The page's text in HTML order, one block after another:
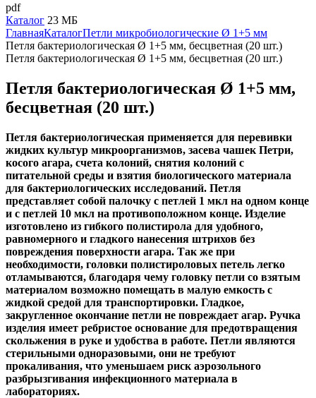
pdf
Каталог 23 МБ
ГлавнаяКаталогПетли микробиологические Ø 1+5 мм
Петля бактериологическая Ø 1+5 мм, бесцветная (20 шт.)
Петля бактериологическая Ø 1+5 мм, бесцветная (20 шт.)
Петля бактериологическая Ø 1+5 мм,
бесцветная (20 шт.)
Петля бактериологическая применяется для перевивки
жидких культур микроорганизмов, засева чашек Петри,
косого агара, счета колоний, снятия колоний с
питательной среды и взятия биологического материала
для бактериологических исследований. Петля
представляет собой палочку с петлей 1 мкл на одном конце
и с петлей 10 мкл на противоположном конце. Изделие
изготовлено из гибкого полистирола для удобного,
равномерного и гладкого нанесения штрихов без
повреждения поверхности агара. Так же при
необходимости, головки полистироловых петель легко
отламываются, благодаря чему головку петли со взятым
материалом возможно помещать в малую емкость с
жидкой средой для транспортировки. Гладкое,
закругленное окончание петли не повреждает агар. Ручка
изделия имеет ребристое основание для предотвращения
скольжения в руке и удобства в работе. Петли являются
стерильными одноразовыми, они не требуют
прокаливания, что уменьшаем риск аэрозольного
разбрызгивания инфекционного материала в
лабораториях.